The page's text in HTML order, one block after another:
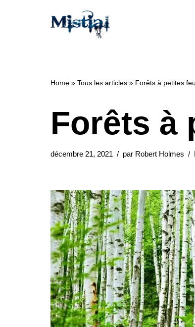
Home » Tous les articles » Forêts à petites
Forêts à
décembre 21, 2021 par Robert Holmes